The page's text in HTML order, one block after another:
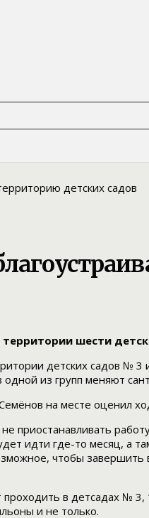
территории шести
детских садов №
из групп меняют
на месте оценил
приостанавливать
идти где-то месяц, а
чтобы
в детсадах №
и не только.